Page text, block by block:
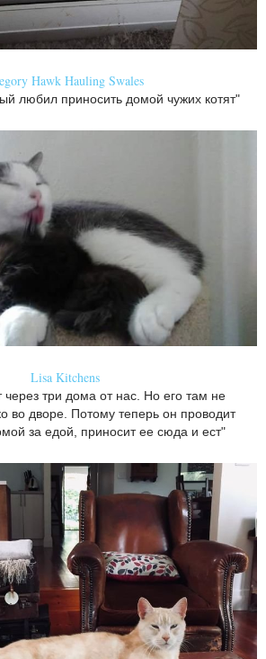
Hawk Hauling Swales
любил приносить домой чужих котят"
Lisa Kitchens
через три дома от нас. Но его там не
во дворе. Потому теперь он проводит
за едой, приносит ее сюда и ест"